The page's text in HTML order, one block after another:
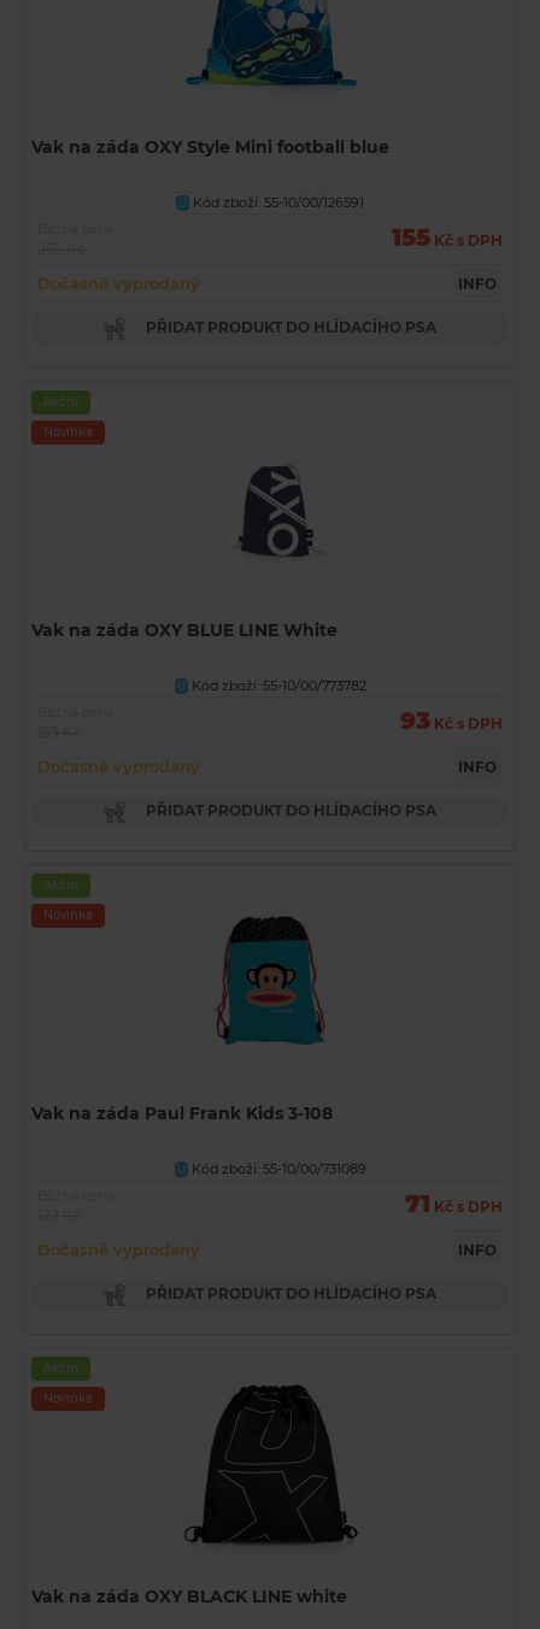
Vak na záda OXY Style Mini football blue
U
Kód zboží: 55-10/00/126591
155 Kč s DPH
Dočasně vyprodaný INFO
PŘIDAT PRODUKT DO HLÍDACÍHO PSA
Akční
Novinka
Vak na záda OXY BLUE LINE White
U Kód zboží: 55-10/00/773782
93 Kč s DPH
Dočasně vyprodaný INFO
PŘIDAT PRODUKT DO HLÍDACÍHO PSA
Akční
Novinka
Vak na záda Paul Frank Kids 3-108
U Kód zboží: 55-10/00/731089
71 Kč s DPH
Dočasně vyprodaný INFO
PŘIDAT PRODUKT DO HLÍDACÍHO PSA
Akční
Novinka
Vak na záda OXY BLACK LINE white